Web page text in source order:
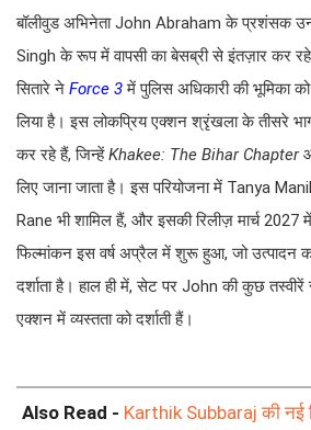
बॉलीवुड अभिनेता John Abraham के प्रशंसक
Singh के रूप में वापसी का बेसब्री से इंतज़ार कर
सितारे ने Force 3में पुलिस अधिकारी की भूमिका
लिया है। इस लोकप्रिय एक्शन श्रृंखला के तीसरे
कर रहे हैं, जिन्हेंKhakee: The Bihar Chapter
लिए जाना जाता है। इस परियोजना में Tanya
Rane भी शामिल हैं, और इसकी रिलीज़ मार्च 2027
फिल्मांकन इस वर्ष अप्रैल में शुरू हुआ, जो उत्पादन
दर्शाता है। हाल ही में, सेट पर John की कुछ
एक्शन में व्यस्तता को दर्शाती हैं।
Also Read - Karthik Subbaraj की नई